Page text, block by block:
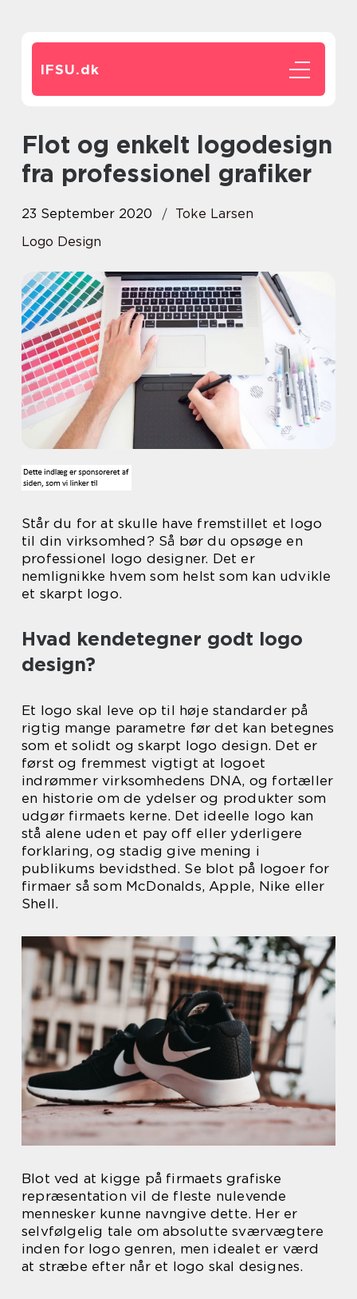
IFSU.dk
Flot og enkelt logodesign
fra professionel grafiker
23 September 2020
Toke Larsen
Logo Design
Står du for at skulle have fremstillet et logo
til din virksomhed? Så bør du opsøge en
professionel logo designer. Det er
nemlignikke hvem som helst som kan udvikle
et skarpt logo.
Hvad kendetegner godt logo
design?
Et logo skal leve op til høje standarder på
rigtig mange parametre før det kan betegnes
som et solidt og skarpt logo design. Det er
først og fremmest vigtigt at logoet
indrømmer virksomhedens DNA, og fortæller
en historie om de ydelser og produkter som
udgør firmaets kerne. Det ideelle logo kan
stå alene uden et pay off eller yderligere
forklaring, og stadig give mening i
publikums bevidsthed. Se blot på logoer for
firmaer så som McDonalds, Apple, Nike eller
Shell.
Blot ved at kigge på firmaets grafiske
repræsentation vil de fleste nulevende
mennesker kunne navngive dette. Her er
selvfølgelig tale om absolutte sværvægtere
inden for logo genren, men idealet er værd
at stræbe efter når et logo skal designes.